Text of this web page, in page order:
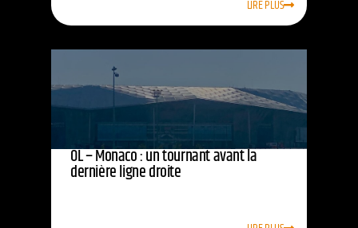
LIRE PLUS
OL – Monaco : un tournant avant la
dernière ligne droite